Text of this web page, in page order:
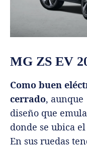
MG ZS EV
Como buen
cerrado,
diseño que
donde se ubica
En sus ruedas